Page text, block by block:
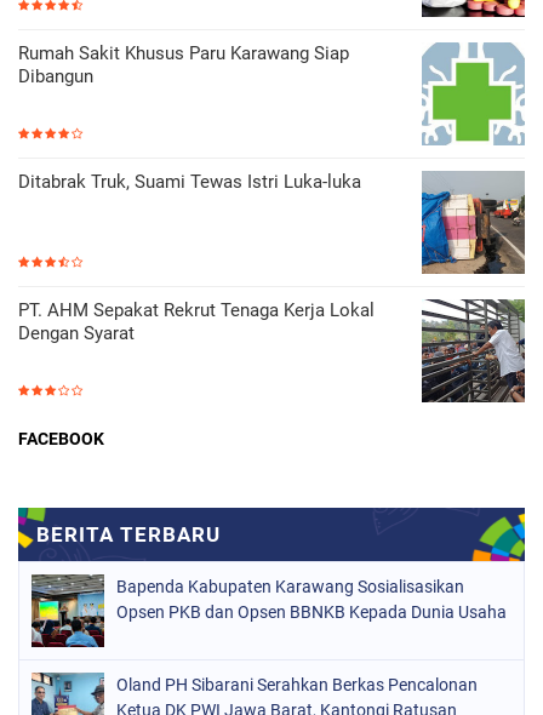
Rumah Sakit Khusus Paru Karawang Siap
Dibangun
Ditabrak Truk, Suami Tewas Istri Luka-luka
PT. AHM Sepakat Rekrut Tenaga Kerja Lokal
Dengan Syarat
FACEBOOK
Bapenda Kabupaten Karawang Sosialisasikan
Opsen PKB dan Opsen BBNKB Kepada Dunia Usaha
Oland PH Sibarani Serahkan Berkas Pencalonan
Ketua DK PWI Jawa Barat, Kantongi Ratusan